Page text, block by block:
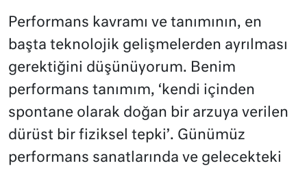
Performans kavramı ve tanımının, en
başta teknolojik gelişmelerden ayrılması
gerektiğini düşünüyorum. Benim
performans tanımım, ‘kendi içinden
spontane olarak doğan bir arzuya verilen
dürüst bir fiziksel tepki’. Günümüz
performans sanatlarında ve gelecekteki